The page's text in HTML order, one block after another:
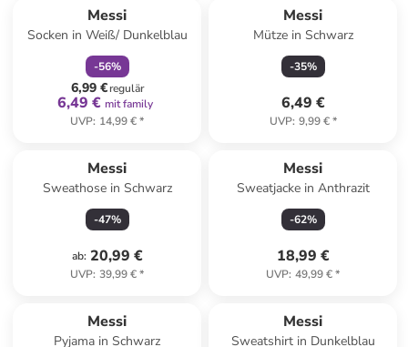
Messi
Socken in Weiß/ Dunkelblau
-56%
6,99 €regulär
6,49 € mit family
UVP: 14,99 €*
Messi
Mütze in Schwarz
-35%
6,49 €
UVP: 9,99 €*
Messi
Sweathose in Schwarz
-47%
ab: 20,99 €
UVP: 39,99 €*
Messi
Sweatjacke in Anthrazit
-62%
18,99 €
UVP: 49,99 €*
Messi
Pyjama in Schwarz
Messi
Sweatshirt in Dunkelblau